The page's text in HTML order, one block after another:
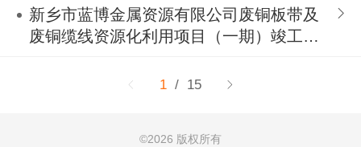
新乡市蓝博金属资源有限公司废铜板带及
废铜缆线资源化利用项目（一期）竣工环
1 / 15
©2026 版权所有